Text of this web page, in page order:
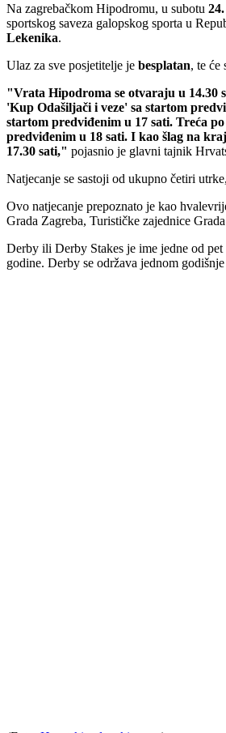
Na zagrebačkom Hipodromu, u subotu
sportskog saveza galopskog sporta u
Lekenika.
Ulaz za sve posjetitelje je besplatan, te će
"Vrata Hipodroma se otvaraju u 14.30
'Kup Odašiljači i veze' sa startom
startom predviđenim u 17 sati. Treća
predviđenim u 18 sati. I kao šlag na
17.30 sati," pojasnio je glavni tajnik
Natjecanje se sastoji od ukupno četiri
Ovo natjecanje prepoznato je kao
Grada Zagreba, Turističke zajednice
Derby ili Derby Stakes je ime jedne od
godine. Derby se održava jednom